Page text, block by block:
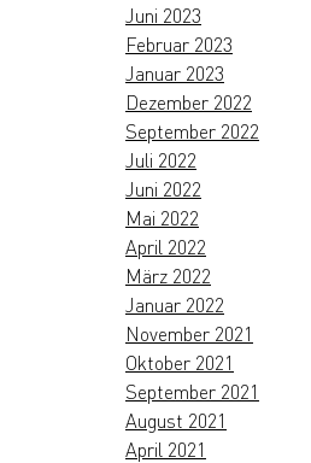
Juni 2023
Februar 2023
Januar 2023
Dezember 2022
September 2022
Juli 2022
Juni 2022
Mai 2022
April 2022
März 2022
Januar 2022
November 2021
Oktober 2021
September 2021
August 2021
April 2021